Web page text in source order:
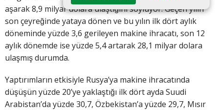
aşarak 8,9 milyar dolara ulaştığını söylüyor. Geçen yılın
son çeyreğinde yataya dönen ve bu yılın ilk dört aylık
döneminde yüzde 3,6 gerileyen makine ihracatı, son 12
aylık dönemde ise yüzde 5,4 artarak 28,1 milyar dolara
ulaşmış durumda.
Yaptırımların etkisiyle Rusya’ya makine ihracatında
düşüşün yüzde 20’ye yaklaştığı ilk dört ayda Suudi
Arabistan’da yüzde 30,7, Özbekistan’a yüzde 29,7, Mısır